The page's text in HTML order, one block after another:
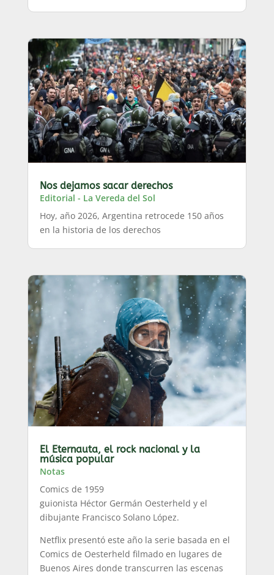
Nos dejamos sacar derechos
Editorial - La Vereda del Sol
Hoy, año 2026, Argentina retrocede 150 años
en la historia de los derechos
El Eternauta, el rock nacional y la
música popular
Notas
Comics de 1959
guionista Héctor Germán Oesterheld y el
dibujante Francisco Solano López.
Netflix presentó este año la serie basada en el
Comics de Oesterheld filmado en lugares de
Buenos Aires donde transcurren las escenas